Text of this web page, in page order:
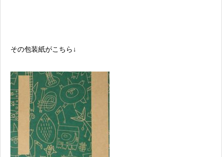
その包装紙がこちら↓